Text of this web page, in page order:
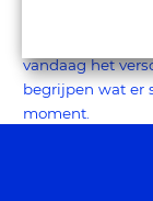
aanbevelingen
vandaag het
begrijpen wat er
moment.